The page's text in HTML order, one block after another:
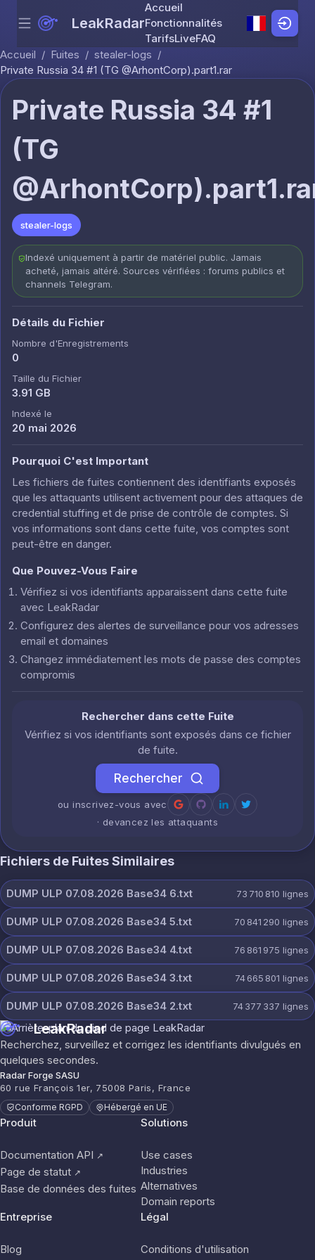
Skip to content
Menu LeakRadar
Accueil
Fonctionnalités
TarifsLiveFAQ
Accueil / Fuites / stealer-logs /
Private Russia 34 #1 (TG @ArhontCorp).part1.rar
Private Russia 34 #1
(TG
stealer-logs
Indexé uniquement à partir de matériel public. Jamais
acheté, jamais altéré. Sources vérifiées : forums publics et
channels Telegram.
Détails du Fichier
Nombre d'Enregistrements
0
Taille du Fichier
3.91 GB
Indexé le
20 mai 2026
Pourquoi C'est Important
Les fichiers de fuites contiennent des identifiants exposés
que les attaquants utilisent activement pour des attaques de
credential stuffing et de prise de contrôle de comptes. Si
vos informations sont dans cette fuite, vos comptes sont
peut-être en danger.
Que Pouvez-Vous Faire
Vérifiez si vos identifiants apparaissent dans cette fuite
avec LeakRadar
Configurez des alertes de surveillance pour vos adresses
email et domaines
Changez immédiatement les mots de passe des comptes
compromis
Rechercher dans cette Fuite
Vérifiez si vos identifiants sont exposés dans ce fichier
de fuite.
Rechercher
ou inscrivez-vous avec
· devancez les attaquants
Fichiers de Fuites Similaires
DUMP ULP 07.08.2026 Base34 6.txt 73 710 810 lignes
DUMP ULP 07.08.2026 Base34 5.txt 70 841 290 lignes
DUMP ULP 07.08.2026 Base34 4.txt 76 861 975 lignes
DUMP ULP 07.08.2026 Base34 3.txt 74 665 801 lignes
DUMP ULP 07.08.2026 Base34 2.txt 74 377 337 lignes
LeakRadar
Recherchez, surveillez et corrigez les identifiants divulgués en
quelques secondes.
Radar Forge SASU
60 rue François 1er, 75008 Paris, France
Conforme RGPD Hébergé en UE
Produit
Documentation API ↗
Page de statut ↗
Base de données des fuites
Solutions
Use cases
Industries
Alternatives
Domain reports
Entreprise
Blog
Légal
Conditions d'utilisation